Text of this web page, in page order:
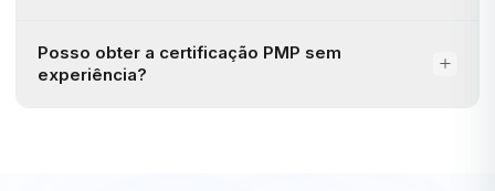
Posso obter a certificação PMP sem
experiência?